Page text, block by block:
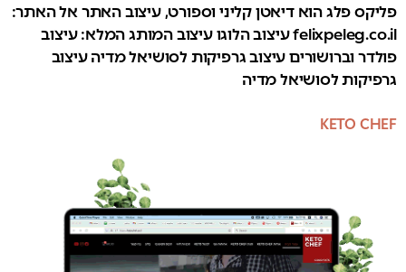
פליקס פלג הוא דיאטן קליני וספורט, עיצוב האתר אל האתר:
felixpeleg.co.il עיצוב הלוגו עיצוב המותג המלא: עיצוב
פולדר וברושורים עיצוב גרפיקות לסושיאל מדיה עיצוב
גרפיקות לסושיאל מדיה
KETO CHEF